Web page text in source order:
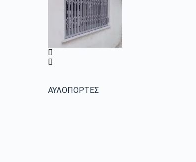
ΑΥΛΟΠΟΡΤΕΣ